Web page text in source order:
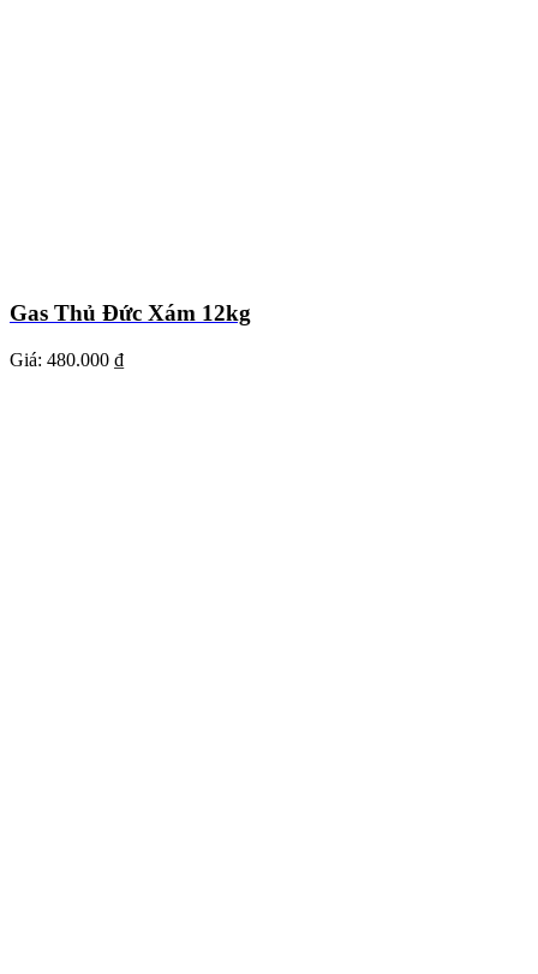
Gas Thủ Đức Xám 12kg
Giá: 480.000 ₫